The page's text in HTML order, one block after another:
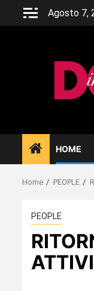
Agosto 7,
HOME
Home PEOPLE
PEOPLE